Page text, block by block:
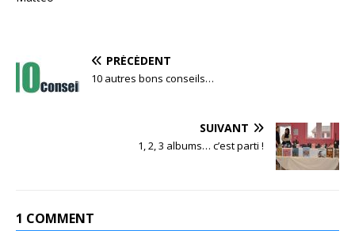
PRÉCÉDENT
10 autres bons conseils…
SUIVANT
1, 2, 3 albums… c’est parti !
1 COMMENT